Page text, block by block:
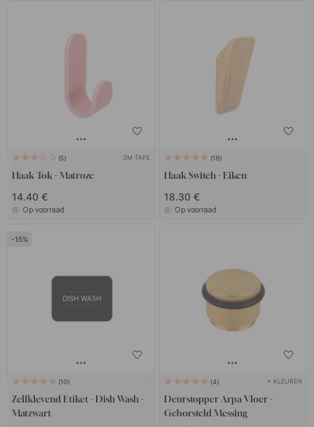
5 3M-TAPE
Haak Tok - Matroze
14.40 €
Op voorraad
18
Haak Switch - Eiken
18.30 €
Op voorraad
15
10
Zelfklevend Etiket - Dish Wash -
Matzwart
4 + KLEUREN
Deurstopper Arpa Vloer -
Geborsteld Messing